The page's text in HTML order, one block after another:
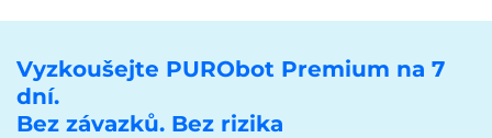
Vyzkoušejte PURObot Premium na 7
dní.
Bez závazků. Bez rizika